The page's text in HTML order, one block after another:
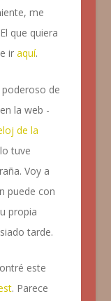
me
que quiera
ir aquí.
de
la web -
de la
tuve
Voy a
puede con
propia
tarde.
este
. Parece